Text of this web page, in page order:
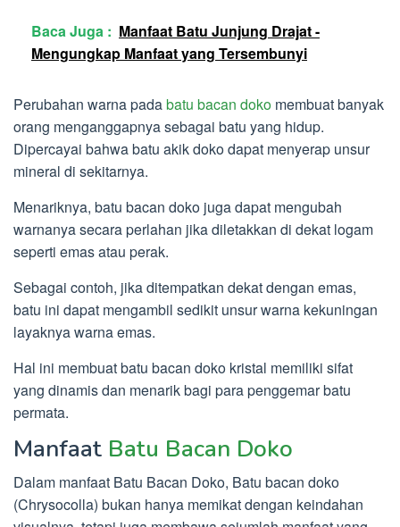
Baca Juga : Manfaat Batu Junjung Drajat -
Mengungkap Manfaat yang Tersembunyi
Perubahan warna padabatu bacan doko membuat banyak
orang menganggapnya sebagai batu yang hidup.
Dipercayai bahwa batu akik doko dapat menyerap unsur
mineral di sekitarnya.
Menariknya, batu bacan doko juga dapat mengubah
warnanya secara perlahan jika diletakkan di dekat logam
seperti emas atau perak.
Sebagai contoh, jika ditempatkan dekat dengan emas,
batu ini dapat mengambil sedikit unsur warna kekuningan
layaknya warna emas.
Hal ini membuat batu bacan doko kristal memiliki sifat
yang dinamis dan menarik bagi para penggemar batu
permata.
Manfaat Batu Bacan Doko
Dalam manfaat Batu Bacan Doko, Batu bacan doko
(Chrysocolla) bukan hanya memikat dengan keindahan